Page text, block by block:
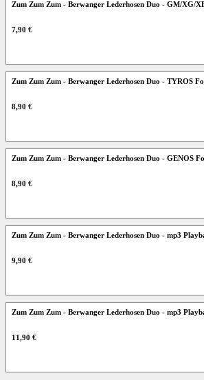
Zum Zum Zum - Berwanger Lederhosen Duo - GM/XG/
7,90 €
Zum Zum Zum - Berwanger Lederhosen Duo - TYROS
8,90 €
Zum Zum Zum - Berwanger Lederhosen Duo - GENOS
8,90 €
Zum Zum Zum - Berwanger Lederhosen Duo - mp3
9,90 €
Zum Zum Zum - Berwanger Lederhosen Duo - mp3
11,90 €